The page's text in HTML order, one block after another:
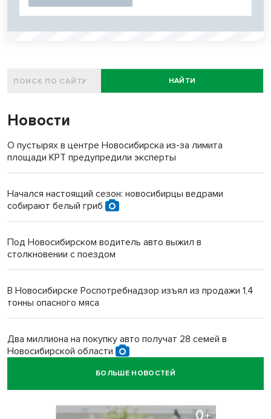
НАЙТИ
Новости
О пустырях в центре Новосибирска из-за лимита
площади КРТ предупредили эксперты
Начался настоящий сезон: новосибирцы ведрами
собирают белый гриб
Под Новосибирском водитель авто выжил в
столкновении с поездом
В Новосибирске Роспотребнадзор изъял из продажи 1,4
тонны опасного мяса
Два миллиона на покупку авто получат 28 семей в
Новосибирской области
БОЛЬШЕ НОВОСТЕЙ